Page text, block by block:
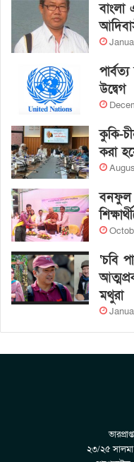
বাংলা
উদ্বেগ
কুকি-
করা
বনফুল
‘চবি
মথুরা
২৩/২৫ সালমা